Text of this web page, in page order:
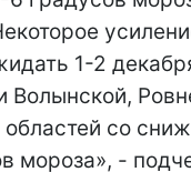
1-2
Волынской,
со
мороза», -